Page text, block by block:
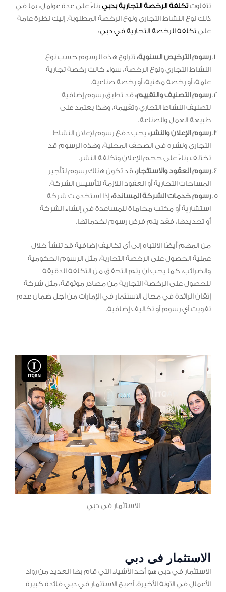
تتفاوتتكلفة الرخصة التجارية بدبيبناءً على عدة عوامل، بما في
ذلك نوع النشاط التجاري ونوع الرخصة المطلوبة. إليك نظرة عامة
علىتكلفة الرخصة التجارية في دبي:
رسوم الترخيص السنوية:تتراوح هذه الرسوم حسب نوع
النشاط التجاري ونوع الرخصة، سواء كانت رخصة تجارية
عامة، أو رخصة مهنية، أو رخصة صناعية.
رسوم التصنيف والتقييم:قد تطبق رسوم إضافية
لتصنيف النشاط التجاري وتقييمه، وهذا يعتمد على
طبيعة العمل والصناعة.
رسوم الإعلان والنشر: يجب دفع رسوم لإعلان النشاط
التجاري ونشره في الصحف المحلية، وهذه الرسوم قد
تختلف بناءً على حجم الإعلان وتكلفة النشر.
رسوم العقود والاستئجار:قد تكون هناك رسوم لتأجير
المساحات التجارية أو العقود اللازمة لتأسيس الشركة.
رسوم خدمات الشركة المساندة:إذا استخدمت شركة
استشارية أو مكتب محاماة للمساعدة في إنشاء الشركة
أو تجديدها، فقد يتم فرض رسوم لخدماتها.
من المهم أيضًا الانتباه إلى أي تكاليف إضافية قد تنشأ خلال
عملية الحصول على الرخصة التجارية، مثل الرسوم الحكومية
والضرائب، كما يجب أن يتم التحقق من التكلفة الدقيقة
للحصول على الرخصة التجارية من مصادر موثوقة، مثل شركة
إتقان الرائدة في مجال الاستثمار في الإمارات من أجل ضمان عدم
تفويت أي رسوم أو تكاليف إضافية.
الاستثمار فى دبي
الاستثمار فى دبي
الاستثمار في دبي هو أحد الأشياء التي قام بها العديد من رواد
الأعمال في الآونة الأخيرة. أصبح الاستثمار في دبي فائدة كبيرة